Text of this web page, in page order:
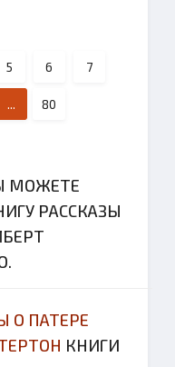
5 6 7
... 80
МОЖЕТЕ
РАССКАЗЫ
О ПАТЕРЕ
КНИГИ